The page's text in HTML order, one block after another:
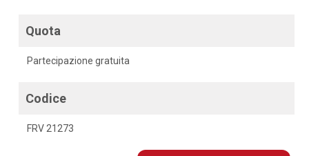
Quota
Partecipazione gratuita
Codice
FRV 21273